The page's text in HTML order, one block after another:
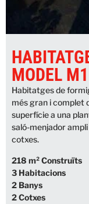
MODEL M1
Habitatges de
més gran i complet
superfície a una
saló-menjador
cotxes.
218 m² Construïts
3 Habitacions
2 Banys
2 Cotxes